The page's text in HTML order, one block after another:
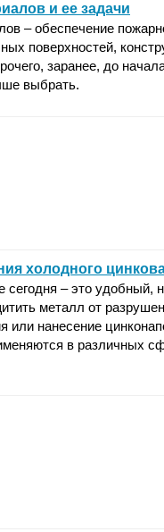
и ее задачи
– обеспечение
поверхностей,
заранее, до
выбрать.
холодного
сегодня – это удобный,
металл от
или нанесение
в различных